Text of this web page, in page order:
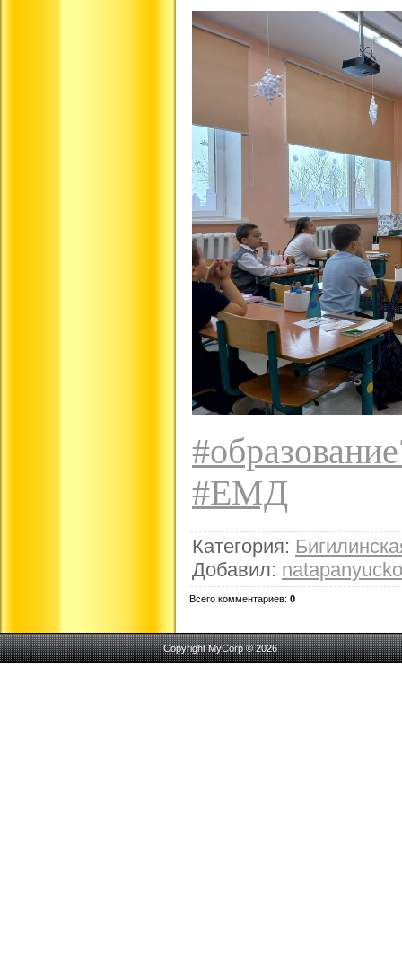
#ЕМД
Категория:
Добавил:
Всего комментариев: 0
Copyright MyCorp © 2026